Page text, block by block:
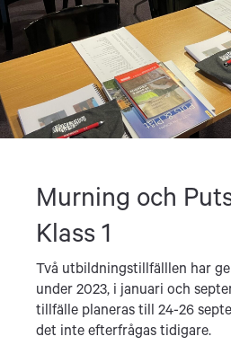
Murning och
Klass 1
Två utbildningstillfälllen har
under 2023, i januari och
tillfälle planeras till 24-26
det inte efterfrågas tidigare.